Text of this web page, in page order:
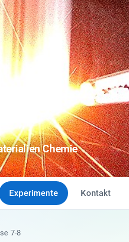
Chemie
Experimente Kontakt
7-8